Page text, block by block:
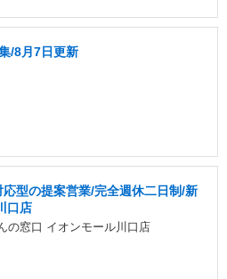
/8月7日更新
型の提案営業/完全週休二日制/新
口店
の窓口 イオンモール川口店